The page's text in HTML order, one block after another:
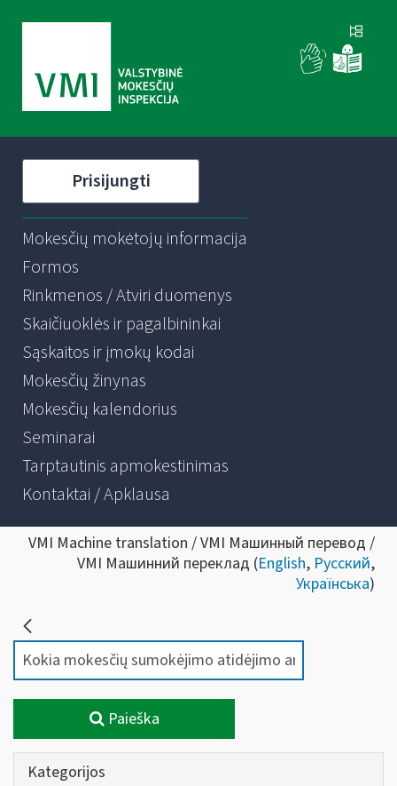
Prisijungti
Mokesčių mokėtojų informacija
Formos
Rinkmenos / Atviri duomenys
Skaičiuoklės ir pagalbininkai
Sąskaitos ir įmokų kodai
Mokesčių žinynas
Mokesčių kalendorius
Seminarai
Tarptautinis apmokestinimas
Kontaktai / Apklausa
VMI Machine translation / VMI Машинный перевод /
VMI Машинний переклад (English, Русский,
Українська)
Paieška
Kategorijos